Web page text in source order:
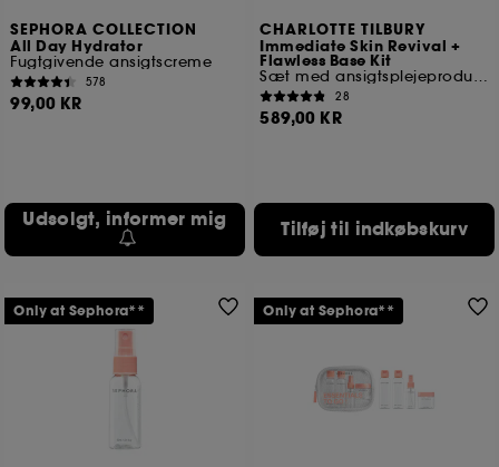
SEPHORA COLLECTION
All Day Hydrator
Fugtgivende ansigtscreme
578
99,00 KR
Udsolgt, informer mig
CHARLOTTE TILBURY
Immediate Skin Revival +
Flawless Base Kit
Sæt med ansigtsplejeprodukter
28
589,00 KR
Tilføj til indkøbskurv
Only at Sephora** Only at Sephora**